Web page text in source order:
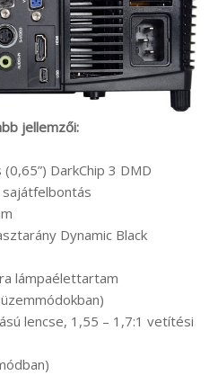
jellemzői:
DarkChip 3 DMD
sajátfelbontás
Dynamic Black
lámpaélettartam
lencse, 1,55 – 1,7:1 vetítési